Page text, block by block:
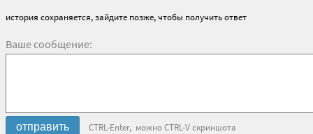
история сохраняется, зайдите позже, чтобы получить ответ
Ваше сообщение:
CTRL-Enter, можно CTRL-V скриншота